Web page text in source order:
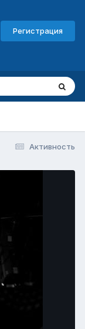
Регистрация
Активность